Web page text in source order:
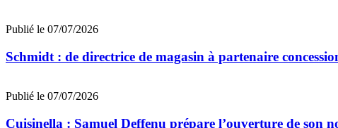
Publié le 07/07/2026
Schmidt : de directrice de magasin à partenaire
Publié le 07/07/2026
Cuisinella : Samuel Deffenu prépare l’ouverture de son